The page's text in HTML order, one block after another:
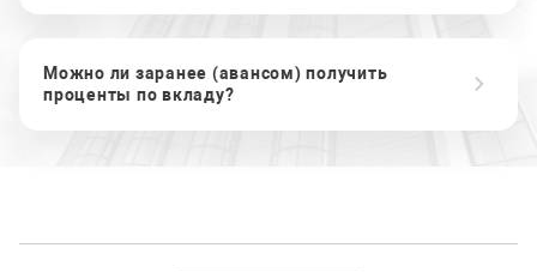
Можно ли заранее (авансом) получить
проценты по вкладу?